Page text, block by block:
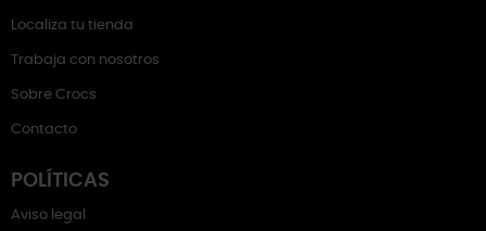
Localiza tu tienda
Trabaja con nosotros
Sobre Crocs
Contacto
POLÍTICAS
Aviso legal